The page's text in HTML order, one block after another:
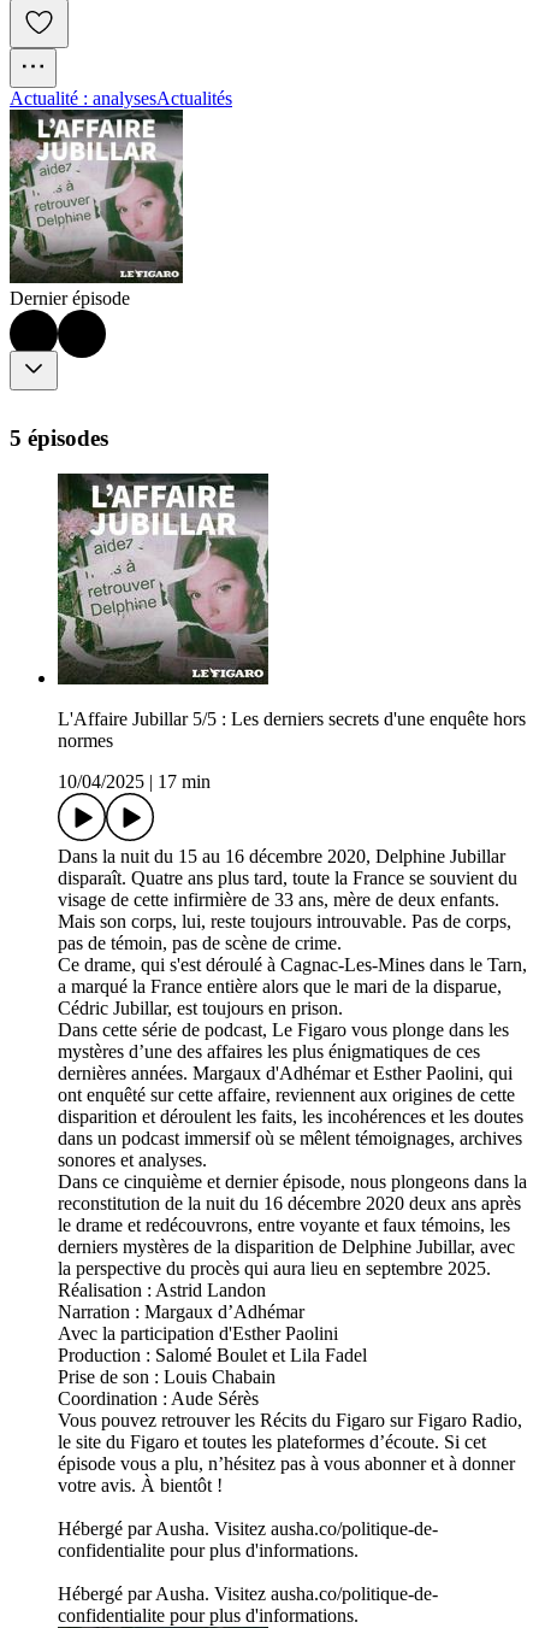
Actualité : analysesActualités
Dernier épisode
5 épisodes
L'Affaire Jubillar 5/5 : Les derniers secrets d'une enquête hors
normes
10/04/2025
17 min
Dans la nuit du 15 au 16 décembre 2020, Delphine Jubillar
disparaît. Quatre ans plus tard, toute la France se souvient du
visage de cette infirmière de 33 ans, mère de deux enfants.
Mais son corps, lui, reste toujours introuvable. Pas de corps,
pas de témoin, pas de scène de crime.
Ce drame, qui s'est déroulé à Cagnac-Les-Mines dans le Tarn,
a marqué la France entière alors que le mari de la disparue,
Cédric Jubillar, est toujours en prison.
Dans cette série de podcast, Le Figaro vous plonge dans les
mystères d’une des affaires les plus énigmatiques de ces
dernières années. Margaux d'Adhémar et Esther Paolini, qui
ont enquêté sur cette affaire, reviennent aux origines de cette
disparition et déroulent les faits, les incohérences et les doutes
dans un podcast immersif où se mêlent témoignages, archives
sonores et analyses.
Dans ce cinquième et dernier épisode, nous plongeons dans la
reconstitution de la nuit du 16 décembre 2020 deux ans après
le drame et redécouvrons, entre voyante et faux témoins, les
derniers mystères de la disparition de Delphine Jubillar, avec
la perspective du procès qui aura lieu en septembre 2025.
Réalisation : Astrid Landon
Narration : Margaux d’Adhémar
Avec la participation d'Esther Paolini
Production : Salomé Boulet et Lila Fadel
Prise de son : Louis Chabain
Coordination : Aude Sérès
Vous pouvez retrouver les Récits du Figaro sur Figaro Radio,
le site du Figaro et toutes les plateformes d’écoute. Si cet
épisode vous a plu, n’hésitez pas à vous abonner et à donner
votre avis. À bientôt !
Hébergé par Ausha. Visitez ausha.co/politique-de-
confidentialite pour plus d'informations.
Hébergé par Ausha. Visitez ausha.co/politique-de-
confidentialite pour plus d'informations.